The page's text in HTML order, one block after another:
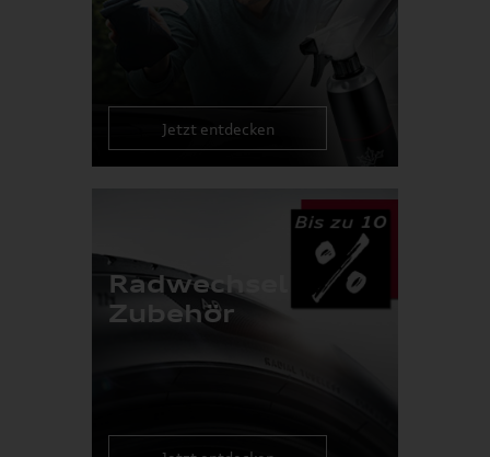
Jetzt entdecken
Radwechsel
Zubehör